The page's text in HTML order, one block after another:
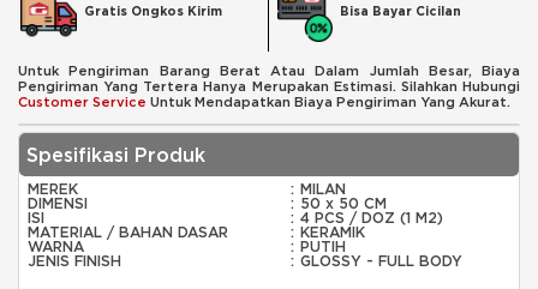
Gratis Ongkos Kirim Bisa Bayar Cicilan
Untuk Pengiriman Barang Berat Atau Dalam Jumlah Besar, Biaya
Pengiriman Yang Tertera Hanya Merupakan Estimasi. Silahkan Hubungi
Customer Service Untuk Mendapatkan Biaya Pengiriman Yang Akurat.
Spesifikasi Produk
MEREK : MILAN
DIMENSI
: 50 x 50 CM
ISI
: 4 PCS / DOZ (1 M2)
MATERIAL / BAHAN DASAR
: KERAMIK
WARNA
: PUTIH
JENIS FINISH
: GLOSSY - FULL BODY